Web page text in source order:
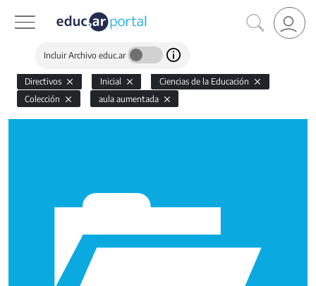
Incluir Archivo educ.ar
Directivos Inicial
Ciencias de la Educación
Colección
aula aumentada